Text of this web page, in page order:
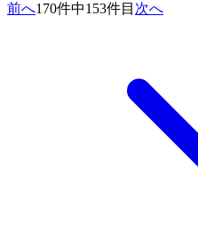
前へ170件中153件目 次へ